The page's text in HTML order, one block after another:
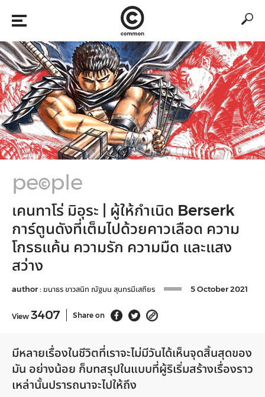
pe©ple
เคนทาโร่ มิอุระ | ผู้ให้กำเนิด Berserk
การ์ตูนดังที่เต็มไปด้วยคาวเลือด ความ
โกรธแค้น ความรัก ความมืด และแสง
สว่าง
author :ฆนาธร ขาวสนิท ณัฐมน สุนทรมีเสถียร 5 October 2021
View 3407 Share on
มีหลายเรื่องในชีวิตที่เราจะไม่มีวันได้เห็นจุดสิ้นสุดของ
มัน อย่างน้อย ก็บทสรุปในแบบที่ผู้ริเริ่มสร้างเรื่องราว
เหล่านั้นปรารถนาจะไปให้ถึง